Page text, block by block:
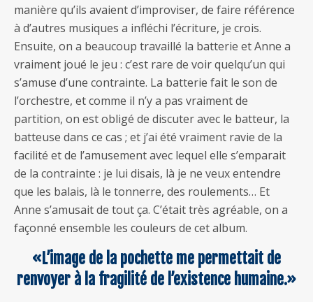
manière qu’ils avaient d’improviser, de faire référence
à d’autres musiques a infléchi l’écriture, je crois.
Ensuite, on a beaucoup travaillé la batterie et Anne a
vraiment joué le jeu : c’est rare de voir quelqu’un qui
s’amuse d’une contrainte. La batterie fait le son de
l’orchestre, et comme il n’y a pas vraiment de
partition, on est obligé de discuter avec le batteur, la
batteuse dans ce cas ; et j’ai été vraiment ravie de la
facilité et de l’amusement avec lequel elle s’emparait
de la contrainte : je lui disais, là je ne veux entendre
que les balais, là le tonnerre, des roulements… Et
Anne s’amusait de tout ça. C’était très agréable, on a
façonné ensemble les couleurs de cet album.
«L’image de la pochette me permettait de
renvoyer à la fragilité de l’existence humaine.»